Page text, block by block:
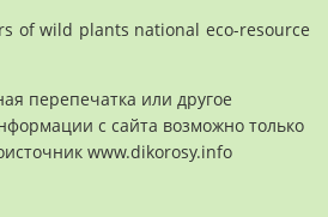
of wild plants national eco-resource
перепечатка или другое
с сайта возможно только
www.dikorosy.info